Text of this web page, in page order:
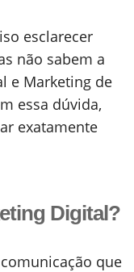
esclarecer
não sabem a
e Marketing de
essa dúvida,
exatamente
Digital?
que